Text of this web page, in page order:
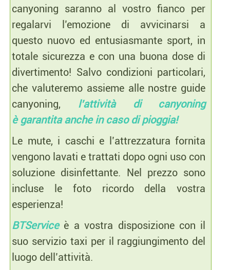
canyoning saranno al vostro fianco per
regalarvi l’emozione di avvicinarsi a
questo nuovo ed entusiasmante sport, in
totale sicurezza e con una buona dose di
divertimento! Salvo condizioni particolari,
che valuteremo assieme alle nostre guide
canyoning, l’attività di canyoning
è garantita anche in caso di pioggia!
Le mute, i caschi e l’attrezzatura fornita
vengono lavati e trattati dopo ogni uso con
soluzione disinfettante. Nel prezzo sono
incluse le foto ricordo della vostra
esperienza!
BTServiceè a vostra disposizione con il
suo servizio taxi per il raggiungimento del
luogo dell’attività.